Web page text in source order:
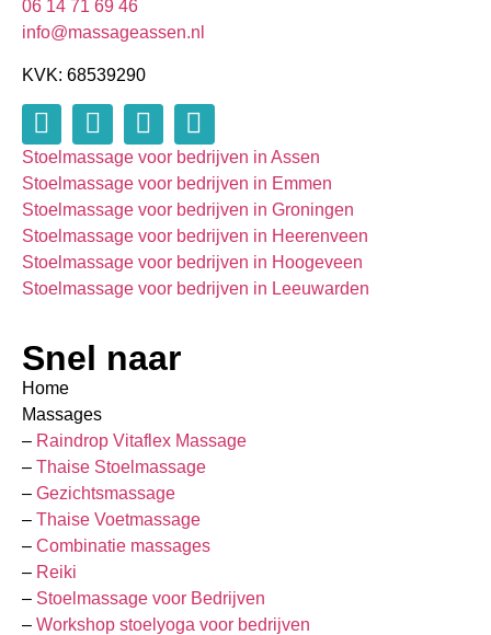
06 14 71 69 46
info@massageassen.nl
KVK: 68539290
Stoelmassage voor bedrijven in Assen
Stoelmassage voor bedrijven in Emmen
Stoelmassage voor bedrijven in Groningen
Stoelmassage voor bedrijven in Heerenveen
Stoelmassage voor bedrijven in Hoogeveen
Stoelmassage voor bedrijven in Leeuwarden
Snel naar
Home
Massages
– Raindrop Vitaflex Massage
– Thaise Stoelmassage
– Gezichtsmassage
– Thaise Voetmassage
– Combinatie massages
– Reiki
– Stoelmassage voor Bedrijven
– Workshop stoelyoga voor bedrijven